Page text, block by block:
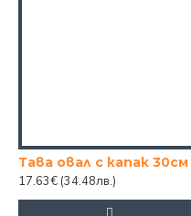
Тава овал с капак 30см
17.63€ (34.48лв.)